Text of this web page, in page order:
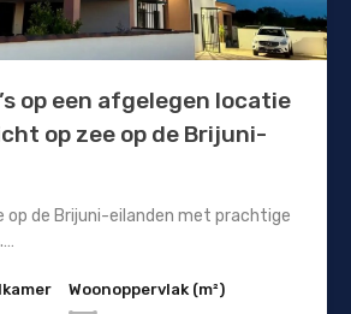
op een afgelegen locatie
op zee op de Brijuni-
op de Brijuni-eilanden met prachtige
Woonoppervlak (m²)